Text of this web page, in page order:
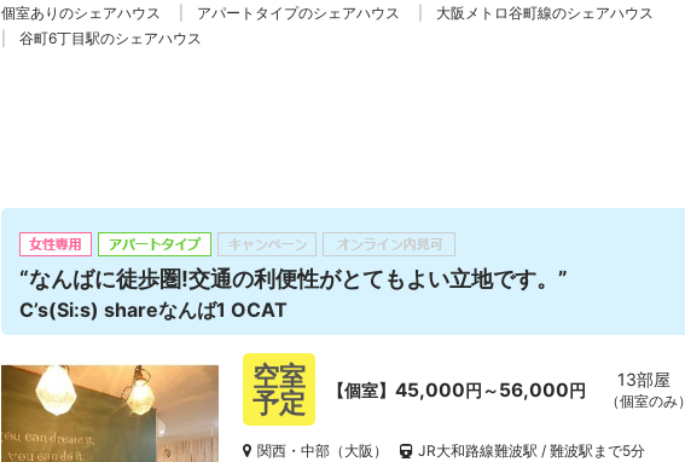
個室ありのシェアハウス
アパートタイプのシェアハウス
大阪メトロ谷町線のシェアハウス
谷町6丁目駅のシェアハウス
“なんばに徒歩圏!交通の利便性がとてもよい立地です。”
C’s(Si:s) shareなんば1 OCAT
空室
予定
【個室】 45,000円～56,000円 13部屋
（個室のみ）
関西・中部（大阪） JR大和路線難波駅 / 難波駅まで5分